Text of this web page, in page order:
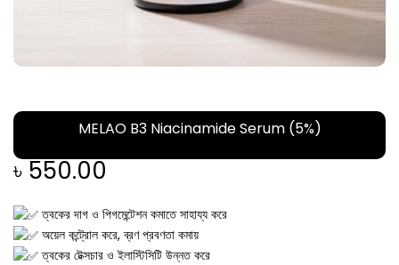
MELAO B3 Niacinamide Serum (5%)
৳550.00
ত্বকের দাগ ও পিগমেন্টেশন কমাতে সাহায্য করে
অয়েল কন্ট্রোল করে, ব্রণ প্রবণতা কমায়
ত্বকের টেক্সচার ও ইলাস্টিসিটি উন্নত করে